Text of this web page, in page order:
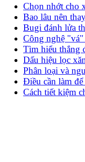
Chọn nhớt cho
Bao lâu nên
Bugi đánh lửa
Công nghệ "vá"
Tìm hiểu thắng
Dấu hiệu lọc
Phân loại và
Điều cần làm
Cách tiết kiệm